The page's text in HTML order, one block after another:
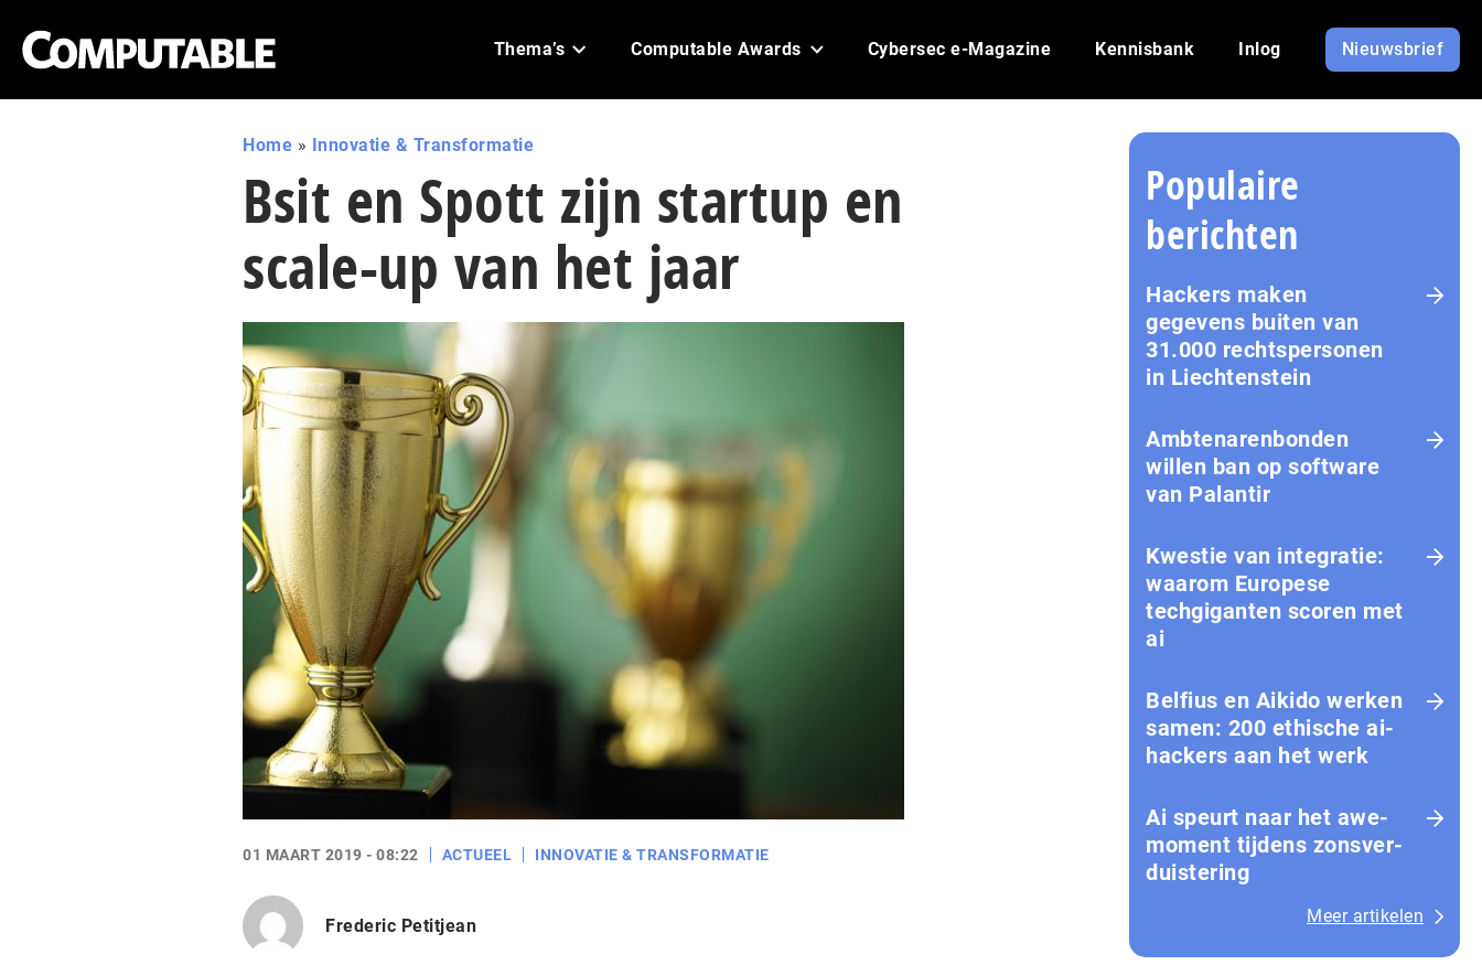
Thema’s Computable Awards Cybersec e-Magazine Kennisbank Inlog Nieuwsbrief
Home » Innovatie & Transformatie
Bsit en Spott zijn startup en
scale-up van het jaar
01 MAART 2019 - 08:22 ACTUEEL INNOVATIE & TRANSFORMATIE
Frederic Petitjean
Populaire
berichten
Hackers maken
gegevens buiten van
31.000 rechtspersonen
in Liechtenstein
Amb­te­na­ren­bon­den
willen ban op software
van Palantir
Kwestie van integratie:
waarom Europese
techgiganten scoren met
ai
Belfius en Aikido werken
samen: 200 ethische ai-
hackers aan het werk
Ai speurt naar het awe-
moment tijdens zons­ver­
duis­te­ring
Meer artikelen